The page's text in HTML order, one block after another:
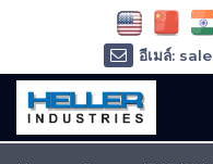
อีเมล์:
อีเมล์:
โทรศัพท์ :